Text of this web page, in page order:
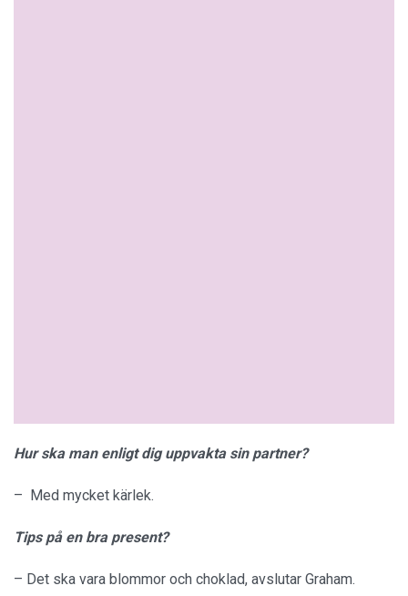
Hur ska man enligt dig uppvakta sin partner?
– Med mycket kärlek.
Tips på en bra present?
– Det ska vara blommor och choklad, avslutar Graham.